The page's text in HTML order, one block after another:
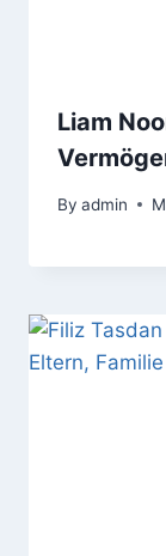
Liam
By admin